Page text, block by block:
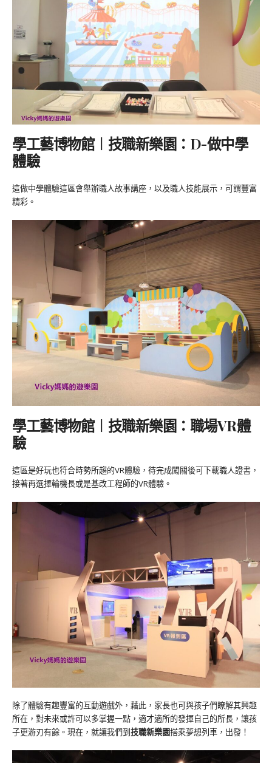
學工藝博物館︱技職新樂園：D-做中學
體驗
這做中學體驗這區會舉辦職人故事講座，以及職人技能展示，可謂豐富
精彩。
學工藝博物館︱技職新樂園：職場VR體
驗
這區是好玩也符合時勢所趨的VR體驗，待完成闖關後可下載職人證書，
接著再選擇輪機長或是基改工程師的VR體驗。
除了體驗有趣豐富的互動遊戲外，藉此，家長也可與孩子們瞭解其興趣
所在，對未來或許可以多掌握一點，適才適所的發揮自己的所長，讓孩
子更游刃有餘。現在，就讓我們到技職新樂園搭乘夢想列車，出發！